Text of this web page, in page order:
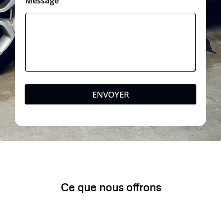
ENVOYER
Ce que nous offrons